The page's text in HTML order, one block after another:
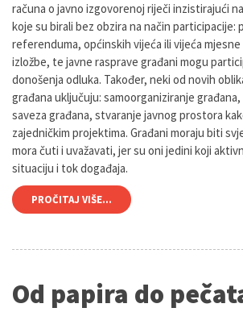
računa o javno izgovorenoj riječi inzistirajući
koje su birali bez obzira na način participacije:
referenduma, općinskih vijeća ili vijeća
izložbe, te javne rasprave građani mogu
donošenja odluka. Također, neki od novih
građana uključuju: samoorganiziranje
saveza građana, stvaranje javnog prostora
zajedničkim projektima. Građani moraju biti
mora čuti i uvažavati, jer su oni jedini koji
situaciju i tok događaja.
PROČITAJ VIŠE...
Od papira do